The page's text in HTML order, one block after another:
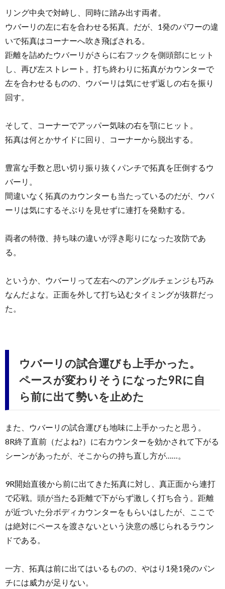
リング中央で対峙し、同時に踏み出す両者。
ウバーリの左に右を合わせる拓真。だが、1発のパワーの違
いで拓真はコーナーへ吹き飛ばされる。
距離を詰めたウバーリがさらに右フックを側頭部にヒット
し、再び左ストレート。打ち終わりに拓真がカウンターで
左を合わせるものの、ウバーリは気にせず返しの右を振り
回す。
そして、コーナーでアッパー気味の右を顎にヒット。
拓真は何とかサイドに回り、コーナーから脱出する。
豊富な手数と思い切り振り抜くパンチで拓真を圧倒するウ
バーリ。
間違いなく拓真のカウンターも当たっているのだが、ウバ
ーリは気にするそぶりを見せずに連打を発動する。
両者の特徴、持ち味の違いが浮き彫りになった攻防であ
る。
というか、ウバーリって左右へのアングルチェンジも巧み
なんだよな。正面を外して打ち込むタイミングが抜群だっ
た。
ウバーリの試合運びも上手かった。
ペースが変わりそうになった9Rに自
ら前に出て勢いを止めた
また、ウバーリの試合運びも地味に上手かったと思う。
8R終了直前（だよね?）に右カウンターを効かされて下がる
シーンがあったが、そこからの持ち直し方が……。
9R開始直後から前に出てきた拓真に対し、真正面から連打
で応戦。頭が当たる距離で下がらず激しく打ち合う。距離
が近づいた分ボディカウンターをもらいはしたが、ここで
は絶対にペースを渡さないという決意の感じられるラウン
ドである。
一方、拓真は前に出てはいるものの、やはり1発1発のパン
チには威力が足りない。